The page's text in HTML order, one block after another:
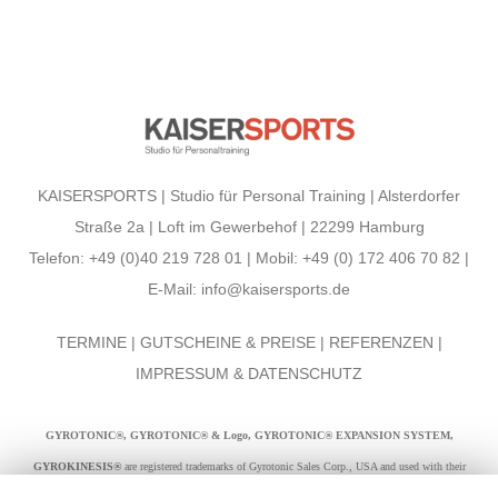
KAISERSPORTS | Studio für Personal Training | Alsterdorfer
Straße 2a | Loft im Gewerbehof | 22299 Hamburg
Telefon: +49 (0)40 219 728 01 | Mobil: +49 (0) 172 406 70 82 |
E-Mail: info@kaisersports.de
TERMINE| GUTSCHEINE & PREISE| REFERENZEN |
IMPRESSUM & DATENSCHUTZ
GYROTONIC®, GYROTONIC® & Logo, GYROTONIC® EXPANSION SYSTEM,
GYROKINESIS®are registered trademarks of Gyrotonic Sales Corp., USA and used with their